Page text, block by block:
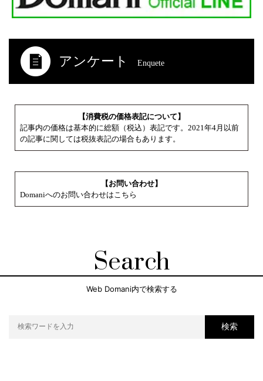
アンケート Enquete
【消費税の価格表記について】
記事内の価格は基本的に総額（税込）表記です。2021年4月以前
の記事に関しては税抜表記の場合もあります。
【お問い合わせ】
Domaniへのお問い合わせはこちら
Search
Web Domani内で検索する
検索